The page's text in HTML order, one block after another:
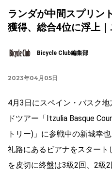
ランダが中間スプリン
獲得、総合4位に浮上
Bicycle Club編集部
2023年04月05日
4月3日にスペイン・バスク
ドツアー「Itzulia Basque
トリー)」に参戦中の新城幸
礼路にあるビアナをスター
を皮切に終盤は3級2回、2級